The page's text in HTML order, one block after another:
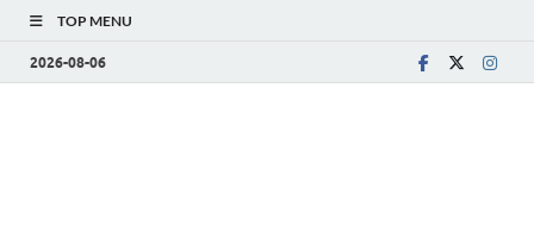
TOP MENU
2026-08-06